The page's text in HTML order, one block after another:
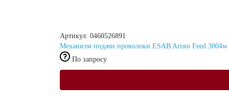
Артикул: 0460526891
Механизм подачи проволоки ESAB Aristo Feed 3004w
По запросу